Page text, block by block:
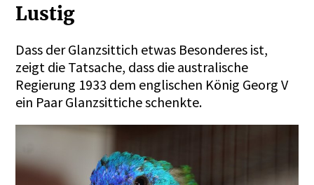
Lustig
Dass der Glanzsittich etwas Besonderes ist,
zeigt die Tatsache, dass die australische
Regierung 1933 dem englischen König Georg V
ein Paar Glanzsittiche schenkte.